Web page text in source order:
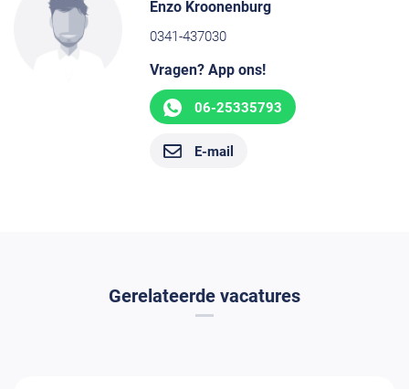
Enzo Kroonenburg
0341-437030
Vragen? App ons!
06-25335793
E-mail
Gerelateerde vacatures